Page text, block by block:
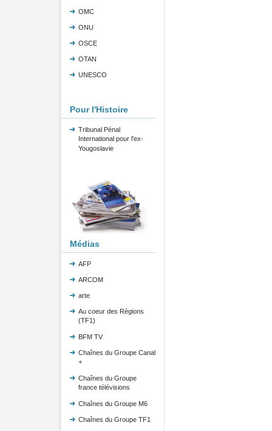
OMC
ONU
OSCE
OTAN
UNESCO
Pour l'Histoire
Tribunal Pénal
International pour l'ex-
Yougoslavie
Médias
AFP
ARCOM
arte
Au coeur des Régions
(TF1)
BFM TV
Chaînes du Groupe Canal
+
Chaînes du Groupe
france télévisions
Chaînes du Groupe M6
Chaînes du Groupe TF1